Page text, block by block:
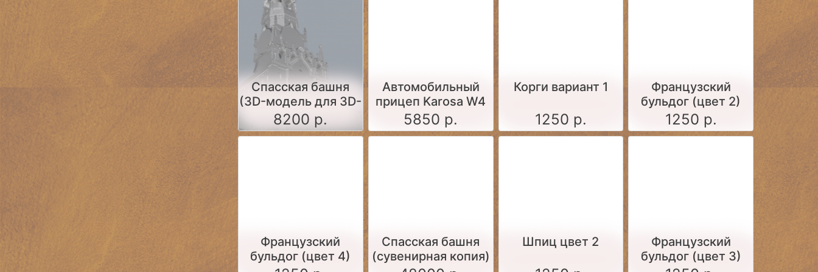
Спасская башня
(3D-модель для 3D-
принтера в формате
STL)
8200 р.
Автомобильный
прицеп Karosa W4
dingo
5850 р.
Корги вариант 1
1250 р.
Французский
бульдог (цвет 2)
1250 р.
Французский
бульдог (цвет 4)
Спасская башня
(сувенирная копия)
Шпиц цвет 2
Французский
бульдог (цвет 3)